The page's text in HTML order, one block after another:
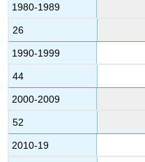
1980-1989
26
1990-1999
44
2000-2009
52
2010-19